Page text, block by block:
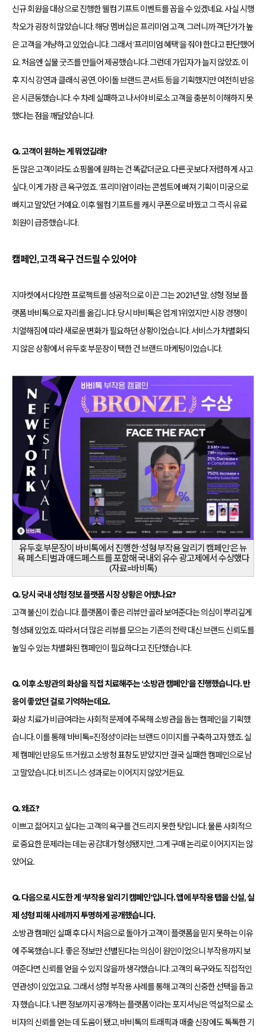
신규 회원을 대상으로 진행한 웰컴 기프트 이벤트를 꼽을 수 있겠네요. 사실 시행
착오가 굉장히 많았습니다. 해당 멤버십은 프리미엄 고객, 그러니까 객단가가 높
은 고객을 겨냥하고 있었습니다. 그래서 ‘프리미엄 혜택’을 줘야 한다고 판단했어
요. 처음엔 실물 굿즈를 만들어 제공했습니다. 그런데 가입자가 늘지 않았죠. 이
후 지식 강연과 클래식 공연, 아이돌 브랜드 콘서트 등을 기획했지만 여전히 반응
은 시큰둥했습니다. 수 차례 실패하고 나서야 비로소 고객을 충분히 이해하지 못
했다는 점을 깨달았습니다.
Q. 고객이 원하는 게 뭐였길래?
돈 많은 고객이라도 쇼핑몰에 원하는 건 똑같더군요. 다른 곳보다 저렴하게 사고
싶다, 이게 가장 큰 욕구였죠. ‘프리미엄’이라는 콘셉트에 빠져 기획이 미궁으로
빠지고 말았던 거예요. 이후 웰컴 기프트를 캐시 쿠폰으로 바꿨고 그 즉시 유료
회원이 급증했습니다.
캠페인, 고객 욕구 건드릴 수 있어야
지마켓에서 다양한 프로젝트를 성공적으로 이끈 그는 2021년 말, 성형 정보 플
랫폼 바비톡으로 자리를 옮깁니다. 당시 바비톡은 업계 1위였지만 시장 경쟁이
치열해짐에 따라 새로운 변화가 필요하던 상황이었습니다. 서비스가 차별화되
지 않은 상황에서 유두호 부문장이 택한 건 브랜드 마케팅이었습니다.
유두호 부문장이 바비톡에서 진행한 ‘성형 부작용 알리기 캠페인’은 뉴
욕 페스티벌과 애드페스트를 포함해 국내외 유수 광고제에서 수상했다
(자료=바비톡)
Q. 당시 국내 성형 정보 플랫폼 시장 상황은 어땠나요?
고객 불신이 컸습니다. 플랫폼이 좋은 리뷰만 골라 보여준다는 의심이 뿌리깊게
형성돼 있었죠. 따라서 더 많은 리뷰를 모으는 기존의 전략 대신 브랜드 신뢰도를
높일 수 있는 차별화된 캠페인이 필요하다고 진단했습니다.
Q. 이후 소방관의 화상을 직접 치료해주는 ‘소방관 캠페인’을 진행했습니다. 반
응이 좋았던 걸로 기억하는데요.
화상 치료가 비급여라는 사회적 문제에 주목해 소방관을 돕는 캠페인을 기획했
습니다. 이를 통해 ‘바비톡=진정성’이라는 브랜드 이미지를 구축하고자 했죠. 실
제 캠페인 반응도 뜨거웠고 소방청 표창도 받았지만 결국 실패한 캠페인으로 남
고 말았습니다. 비즈니스 성과로는 이어지지 않았거든요.
Q. 왜죠?
이쁘고 젊어지고 싶다는 고객의 욕구를 건드리지 못한 탓입니다. 물론 사회적으
로 중요한 문제라는 데는 공감대가 형성됐지만, 그게 구매 논리로 이어지지는 않
았어요.
Q. 다음으로 시도한 게 ‘부작용 알리기 캠페인’입니다. 앱에 부작용 탭을 신설, 실
제 성형 피해 사례까지 투명하게 공개했습니다.
소방관 캠페인 실패 후 다시 처음으로 돌아가 고객이 플랫폼을 믿지 못하는 이유
에 주목했습니다. 좋은 정보만 선별된다는 의심이 원인이었으니 부작용까지 보
여준다면 신뢰를 얻을 수 있지 않을까 생각했습니다. 고객의 욕구와도 직접적인
연관성이 있었고요. 그래서 성형 부작용 사례를 통해 고객의 신중한 선택을 돕고
자 했습니다. ‘나쁜 정보까지 공개하는 플랫폼’이라는 포지셔닝은 역설적으로 소
비자의 신뢰를 얻는 데 도움이 됐고, 바비톡의 트래픽과 매출 신장에도 톡톡한 기